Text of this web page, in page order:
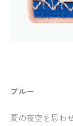
ブルー
夏の夜空を思わ